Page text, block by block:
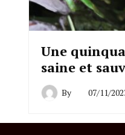
Une
saine et
By 07/11/